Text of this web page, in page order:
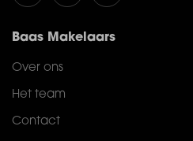
Baas Makelaars
Over ons
Het team
Contact